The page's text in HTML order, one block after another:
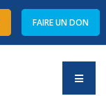
FAIRE UN DON